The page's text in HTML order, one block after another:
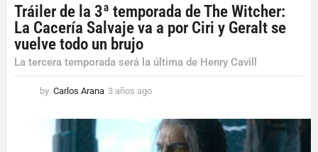
Tráiler de la 3ª temporada de The Witcher:
La Cacería Salvaje va a por Ciri y Geralt se
vuelve todo un brujo
La tercera temporada será la última de Henry Cavill
by Carlos Arana 3 años ago
ñ
o
s